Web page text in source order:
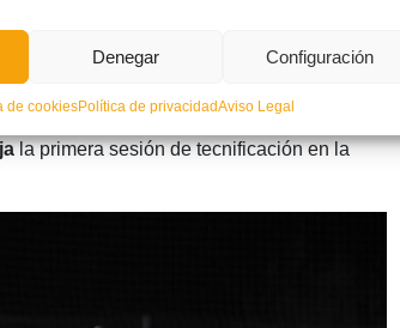
Denegar Configuración
de cookiesPolítica de privacidadAviso Legal
la primera sesión de tecnificación en la